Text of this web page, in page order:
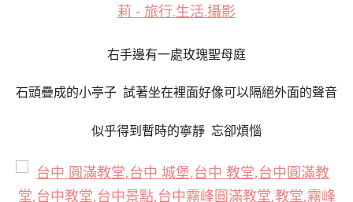
右手邊有一處玫瑰聖母庭
石頭疊成的小亭子 試著坐在裡面好像可以隔絕外面的聲音
似乎得到暫時的寧靜 忘卻煩惱